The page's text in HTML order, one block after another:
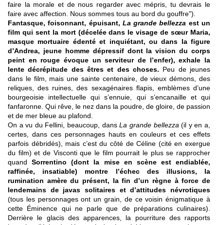
faire la morale et de nous regarder avec mépris, tu devrais le
faire avec affection. Nous sommes tous au bord du gouffre").
Fantasque, foisonnant, épuisant, La grande bellezza est un
film qui sent la mort (décelée dans le visage de sœur Maria,
masque mortuaire édenté et inquiétant, ou dans la figure
d’Andrea, jeune homme dépressif dont la vision du corps
peint en rouge évoque un serviteur de l’enfer), exhale la
lente décrépitude des êtres et des choses. Peu de jeunes
dans le film, mais une sainte centenaire, de vieux démons, des
reliques, des ruines, des sexagénaires flapis, emblèmes d’une
bourgeoisie intellectuelle qui s’ennuie, qui s’encanaille et qui
fanfaronne. Qui rêve, le nez dans la poudre, de gloire, de passion
et de mer bleue au plafond.
On a vu du Fellini, beaucoup, dansLa grande bellezza (il y en a,
certes, dans ces personnages hauts en couleurs et ces effets
parfois débridés), mais c’est du côté de Céline (cité en exergue
du film) et de Visconti que le film pourrait le plus se rapprocher
quandSorrentino (dont la mise en scène est endiablée,
raffinée, insatiable) montre l’échec des illusions, la
rumination amère du présent, la fin d’un règne à force de
lendemains de javas solitaires et d’attitudes névrotiques
(tous les personnages ont un grain, de ce voisin énigmatique à
cette Éminence qui ne parle que de préparations culinaires).
Derrière le glacis des apparences, la pourriture des rapports